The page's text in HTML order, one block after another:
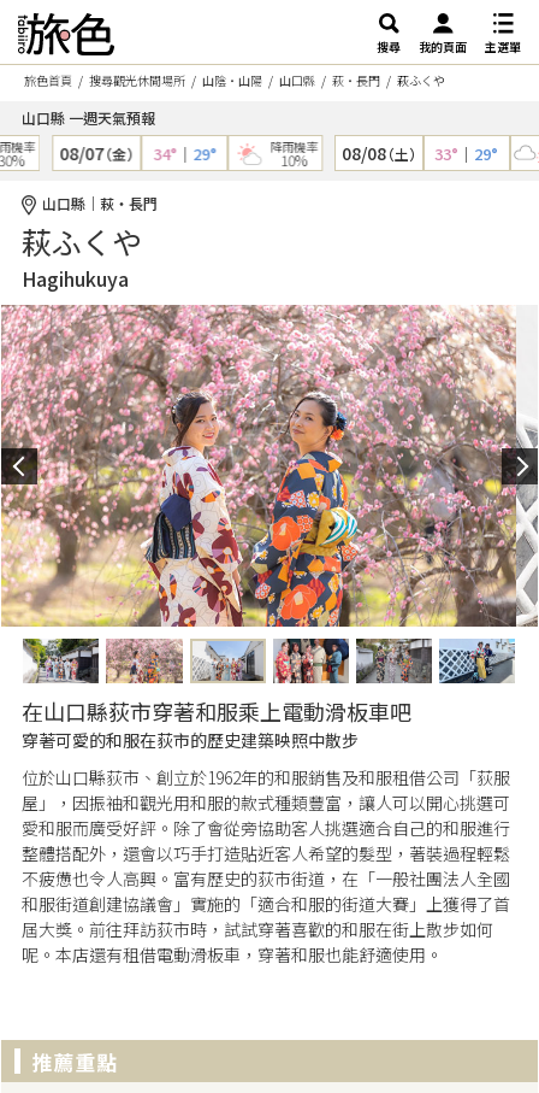
搜尋 我的頁面
主選單
旅色首頁
搜尋觀光休閒場所 山陰・山陽 山口縣 萩・長門 萩ふくや
山口縣 一週天氣預報
率 08/07（金） 34°｜ 29° 降雨機率
10% 08/08（土） 33°｜ 29°
山口縣｜萩・長門
萩ふくや
Hagihukuya
在山口縣荻市穿著和服乘上電動滑板車吧
穿著可愛的和服在荻市的歷史建築映照中散步
位於山口縣荻市、創立於1962年的和服銷售及和服租借公司「荻服
屋」，因振袖和觀光用和服的款式種類豐富，讓人可以開心挑選可
愛和服而廣受好評。除了會從旁協助客人挑選適合自己的和服進行
整體搭配外，還會以巧手打造貼近客人希望的髮型，著裝過程輕鬆
不疲憊也令人高興。富有歷史的荻市街道，在「一般社團法人全國
和服街道創建協議會」實施的「適合和服的街道大賽」上獲得了首
屆大獎。前往拜訪荻市時，試試穿著喜歡的和服在街上散步如何
呢。本店還有租借電動滑板車，穿著和服也能舒適使用。